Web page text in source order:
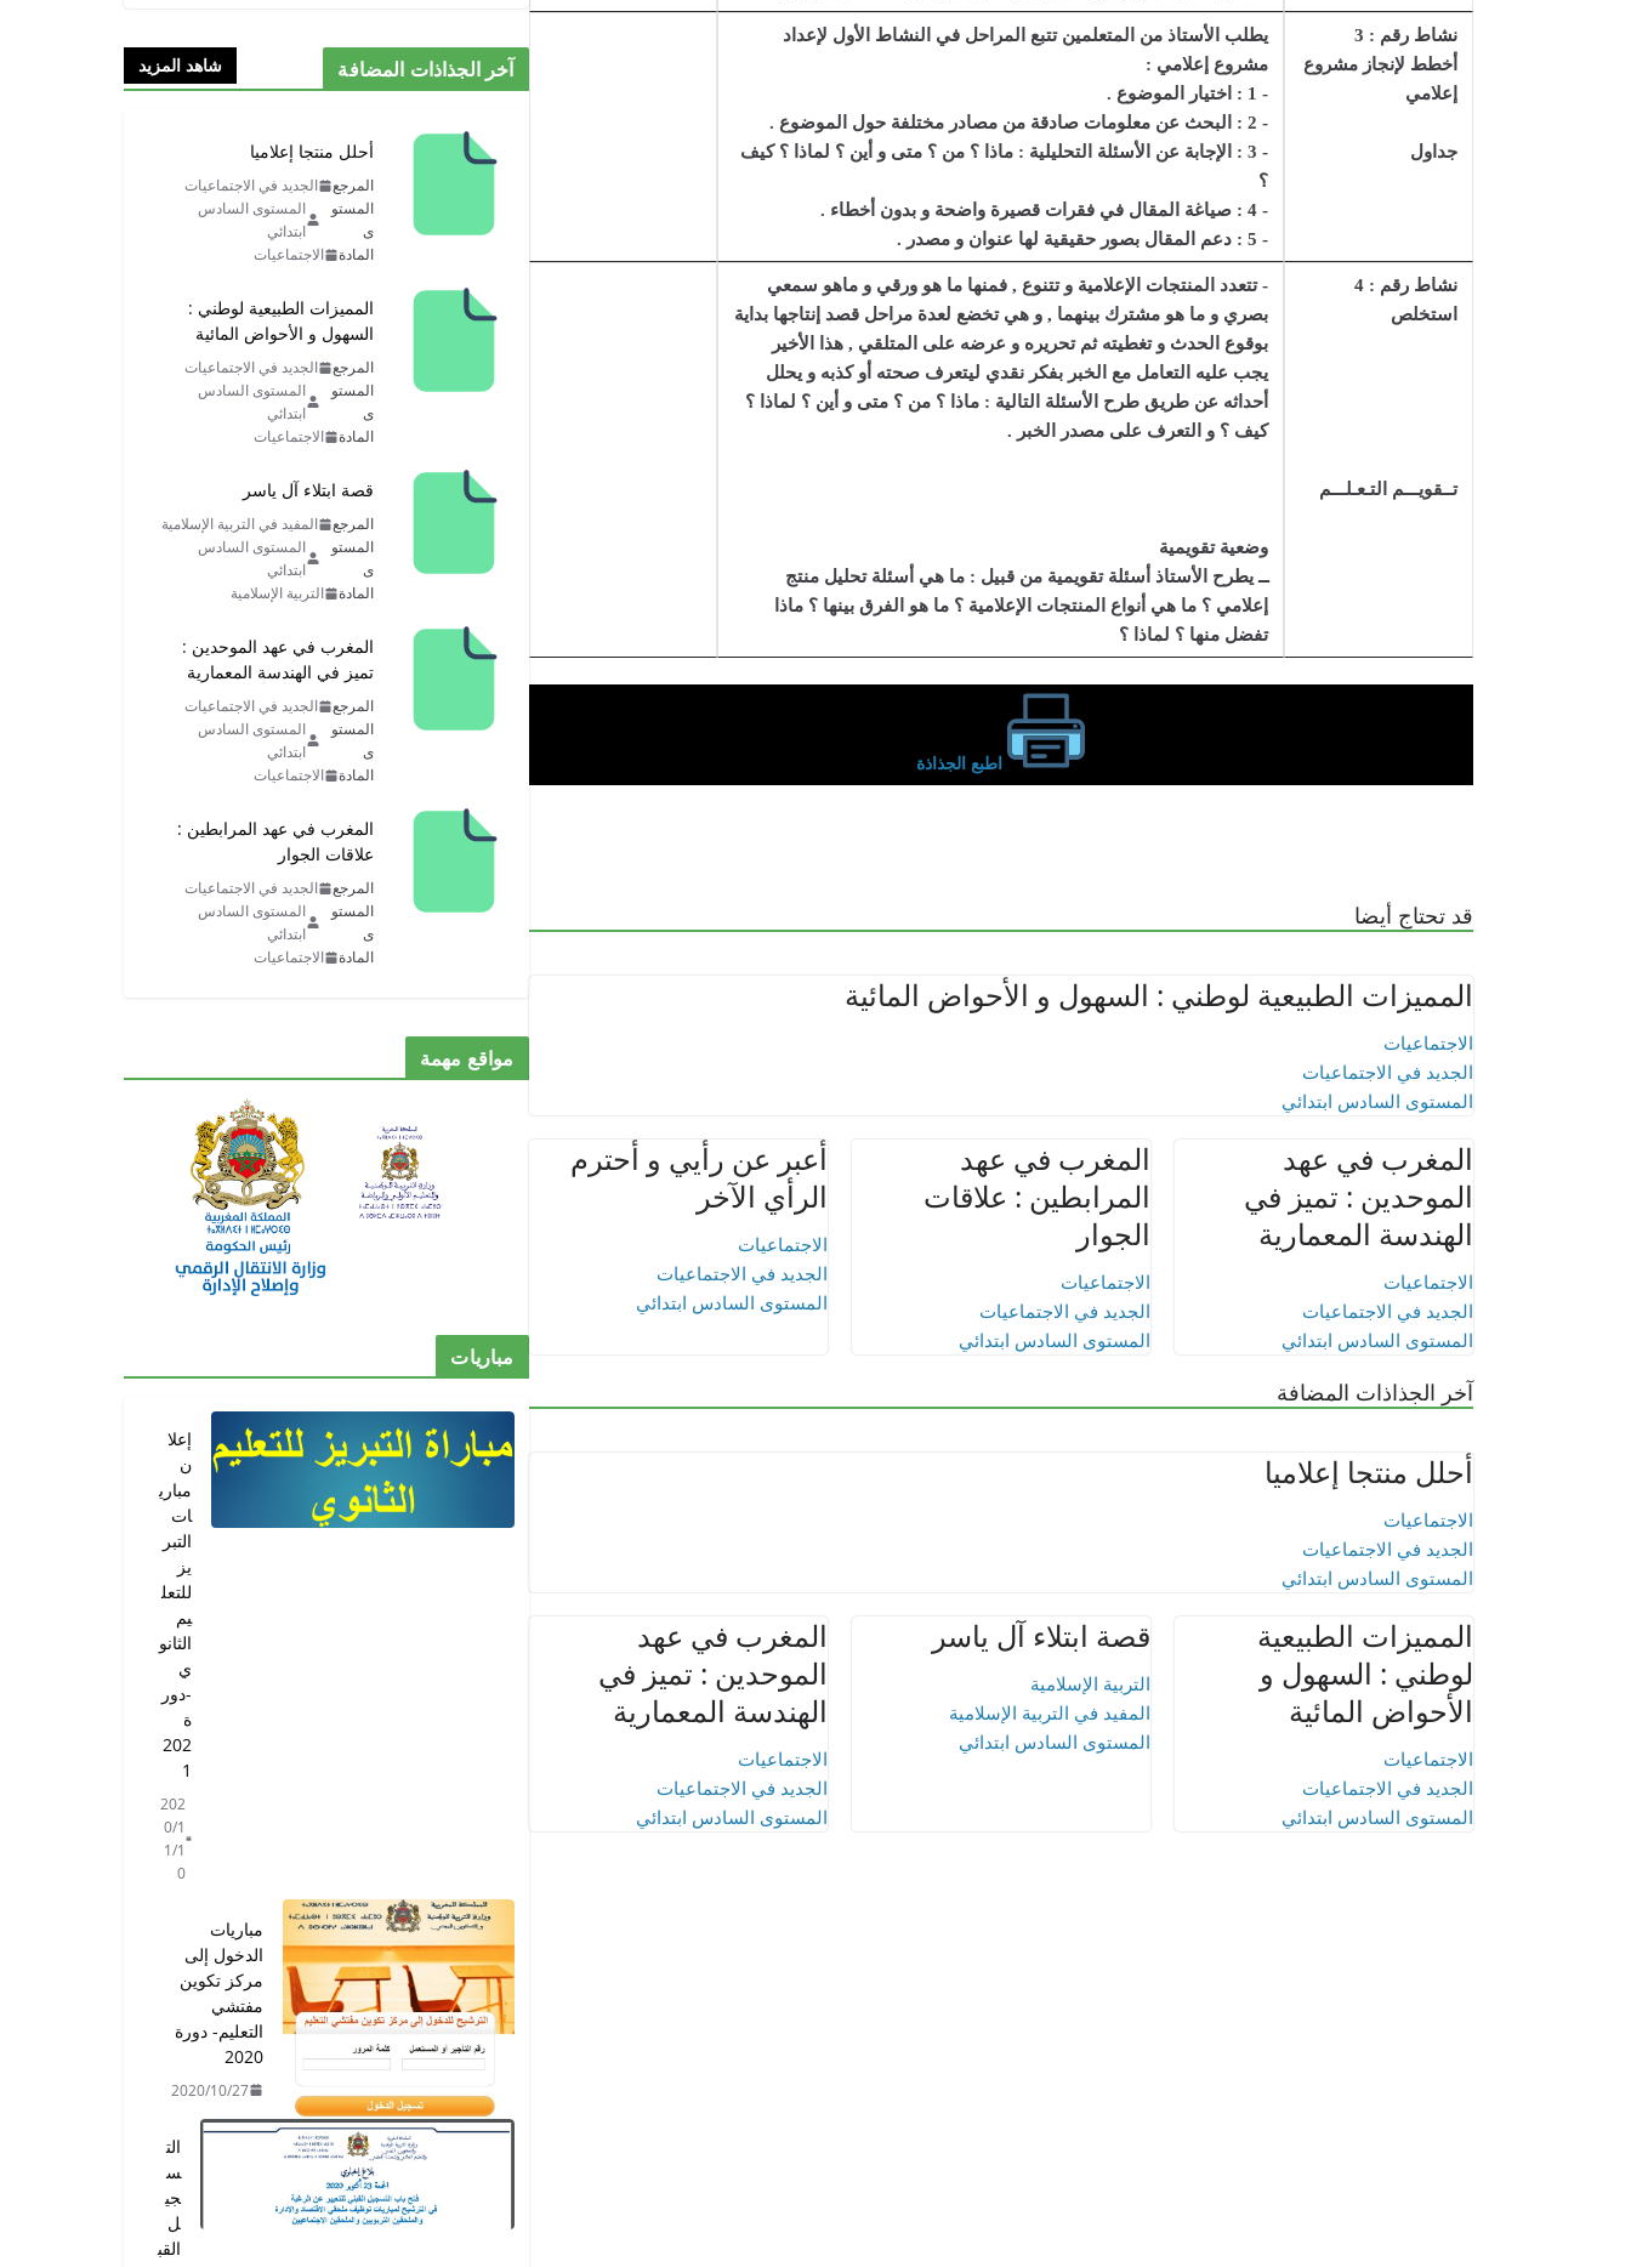
نشاط رقم : 3
أخطط لإنجاز مشروع
إعلامي
جداول
يطلب الأستاذ من المتعلمين تتبع المراحل في النشاط الأول لإعداد
مشروع إعلامي :
- 1 : اختيار الموضوع .
- 2 : البحث عن معلومات صادقة من مصادر مختلفة حول الموضوع .
- 3 : الإجابة عن الأسئلة التحليلية : ماذا ؟ من ؟ متى و أين ؟ لماذا ؟ كيف
؟
- 4 : صياغة المقال في فقرات قصيرة واضحة و بدون أخطاء .
- 5 : دعم المقال بصور حقيقية لها عنوان و مصدر .
نشاط رقم : 4
استخلص
تــقويـــم التـعـلـــم
- تتعدد المنتجات الإعلامية و تتنوع , فمنها ما هو ورقي و ماهو سمعي
بصري و ما هو مشترك بينهما , و هي تخضع لعدة مراحل قصد إنتاجها بداية
بوقوع الحدث و تغطيته ثم تحريره و عرضه على المتلقي , هذا الأخير
يجب عليه التعامل مع الخبر بفكر نقدي ليتعرف صحته أو كذبه و يحلل
أحداثه عن طريق طرح الأسئلة التالية : ماذا ؟ من ؟ متى و أين ؟ لماذا ؟
كيف ؟ و التعرف على مصدر الخبر .
وضعية تقويمية
ــ يطرح الأستاذ أسئلة تقويمية من قبيل : ما هي أسئلة تحليل منتج
إعلامي ؟ ما هي أنواع المنتجات الإعلامية ؟ ما هو الفرق بينها ؟ ماذا
تفضل منها ؟ لماذا ؟
اطبع الجذاذة
قد تحتاج أيضا
المميزات الطبيعية لوطني : السهول و الأحواض المائية
الاجتماعيات
الجديد في الاجتماعيات
المستوى السادس ابتدائي
المغرب في عهد
الموحدين : تميز في
الهندسة المعمارية
الاجتماعيات
الجديد في الاجتماعيات
المستوى السادس ابتدائي
المغرب في عهد
المرابطين : علاقات
الجوار
الاجتماعيات
الجديد في الاجتماعيات
المستوى السادس ابتدائي
أعبر عن رأيي و أحترم
الرأي الآخر
الاجتماعيات
الجديد في الاجتماعيات
المستوى السادس ابتدائي
آخر الجذاذات المضافة
أحلل منتجا إعلاميا
الاجتماعيات
الجديد في الاجتماعيات
المستوى السادس ابتدائي
المميزات الطبيعية
لوطني : السهول و
الأحواض المائية
الاجتماعيات
الجديد في الاجتماعيات
المستوى السادس ابتدائي
قصة ابتلاء آل ياسر
التربية الإسلامية
المفيد في التربية الإسلامية
المستوى السادس ابتدائي
المغرب في عهد
الموحدين : تميز في
الهندسة المعمارية
الاجتماعيات
الجديد في الاجتماعيات
المستوى السادس ابتدائي
آخر الجذاذات المضافة شاهد المزيد
أحلل منتجا إعلاميا
المرجع
الجديد في الاجتماعيات
المستو
ى
المستوى السادس
ابتدائي
المادة
الاجتماعيات
المميزات الطبيعية لوطني :
السهول و الأحواض المائية
المرجع
الجديد في الاجتماعيات
المستو
ى
المستوى السادس
ابتدائي
المادة
الاجتماعيات
قصة ابتلاء آل ياسر
المرجع
المفيد في التربية الإسلامية
المستو
ى
المستوى السادس
ابتدائي
المادة
التربية الإسلامية
المغرب في عهد الموحدين :
تميز في الهندسة المعمارية
المرجع
الجديد في الاجتماعيات
المستو
ى
المستوى السادس
ابتدائي
المادة
الاجتماعيات
المغرب في عهد المرابطين :
علاقات الجوار
المرجع
الجديد في الاجتماعيات
المستو
ى
المستوى السادس
ابتدائي
المادة
الاجتماعيات
مواقع مهمة
مباريات
إعلا
ن
مباري
ات
التبر
يز
للتعل
يم
الثانو
ي
-دور
ة
202
1
202
0/1
1/1
0
مباريات
الدخول إلى
مركز تكوين
مفتشي
التعليم- دورة
2020
2020/10/27
الت
س
جي
ل
القب